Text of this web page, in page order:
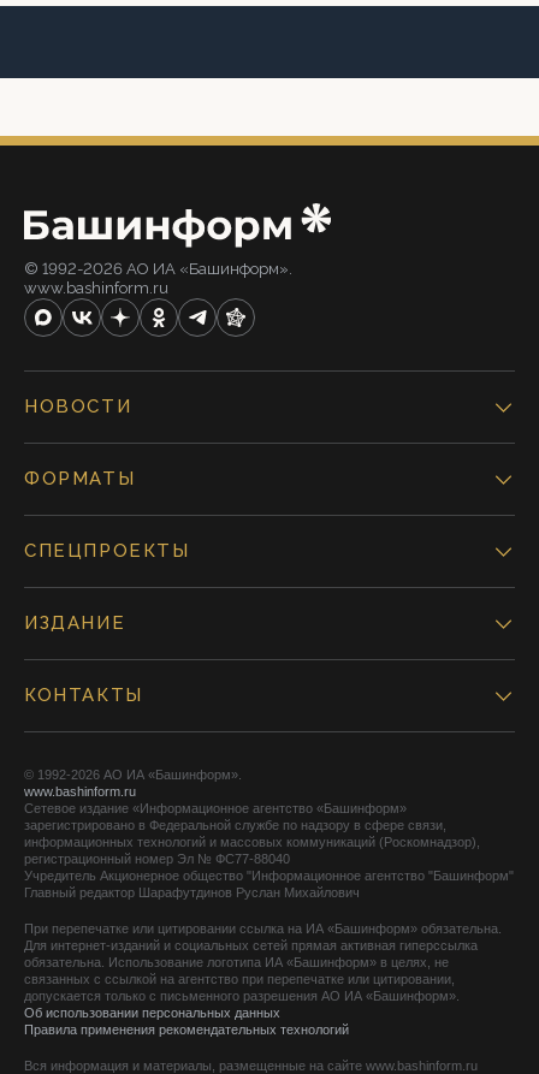
© 1992-2026 АО ИА «Башинформ».
www.bashinform.ru
НОВОСТИ
ФОРМАТЫ
СПЕЦПРОЕКТЫ
ИЗДАНИЕ
КОНТАКТЫ
© 1992-2026 АО ИА «Башинформ».
www.bashinform.ru
Сетевое издание «Информационное агентство «Башинформ»
зарегистрировано в Федеральной службе по надзору в сфере связи,
информационных технологий и массовых коммуникаций (Роскомнадзор),
регистрационный номер Эл № ФС77-88040
Учредитель Акционерное общество "Информационное агентство "Башинформ"
Главный редактор Шарафутдинов Руслан Михайлович
При перепечатке или цитировании ссылка на ИА «Башинформ» обязательна.
Для интернет-изданий и социальных сетей прямая активная гиперссылка
обязательна. Использование логотипа ИА «Башинформ» в целях, не
связанных с ссылкой на агентство при перепечатке или цитировании,
допускается только с письменного разрешения АО ИА «Башинформ».
Об использовании персональных данных
Правила применения рекомендательных технологий
Вся информация и материалы, размещенные на сайте www.bashinform.ru